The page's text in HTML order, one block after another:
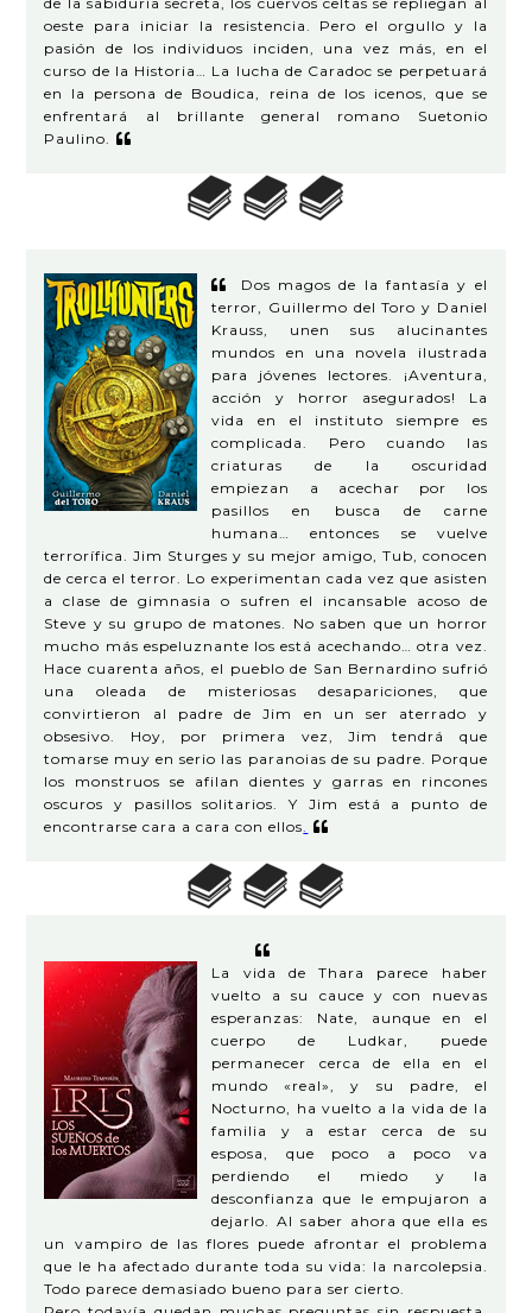
oeste para iniciar la resistencia. Pero el orgullo y la
pasión de los individuos inciden, una vez más, en el
curso de la Historia… La lucha de Caradoc se perpetuará
en la persona de Boudica, reina de los icenos, que se
enfrentará al brillante general romano Suetonio
Paulino.
Dos magos de la fantasía y el
terror, Guillermo del Toro y Daniel
Krauss, unen sus alucinantes
mundos en una novela ilustrada
para jóvenes lectores. ¡Aventura,
acción y horror asegurados! La
vida en el instituto siempre es
complicada. Pero cuando las
criaturas de la oscuridad
empiezan a acechar por los
pasillos en busca de carne
humana… entonces se vuelve
terrorífica. Jim Sturges y su mejor amigo, Tub, conocen
de cerca el terror. Lo experimentan cada vez que asisten
a clase de gimnasia o sufren el incansable acoso de
Steve y su grupo de matones. No saben que un horror
mucho más espeluznante los está acechando… otra vez.
Hace cuarenta años, el pueblo de San Bernardino sufrió
una oleada de misteriosas desapariciones, que
convirtieron al padre de Jim en un ser aterrado y
obsesivo. Hoy, por primera vez, Jim tendrá que
tomarse muy en serio las paranoias de su padre. Porque
los monstruos se afilan dientes y garras en rincones
oscuros y pasillos solitarios. Y Jim está a punto de
encontrarse cara a cara con ellos.
La vida de Thara parece haber
vuelto a su cauce y con nuevas
esperanzas: Nate, aunque en el
cuerpo de Ludkar, puede
permanecer cerca de ella en el
mundo «real», y su padre, el
Nocturno, ha vuelto a la vida de la
familia y a estar cerca de su
esposa, que poco a poco va
perdiendo el miedo y la
desconfianza que le empujaron a
dejarlo. Al saber ahora que ella es
un vampiro de las flores puede afrontar el problema
que le ha afectado durante toda su vida: la narcolepsia.
Todo parece demasiado bueno para ser cierto.